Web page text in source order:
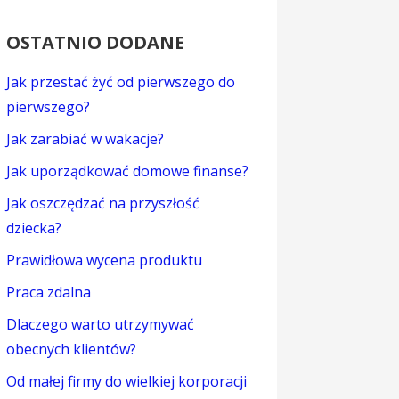
OSTATNIO DODANE
Jak przestać żyć od pierwszego do
pierwszego?
Jak zarabiać w wakacje?
Jak uporządkować domowe finanse?
Jak oszczędzać na przyszłość
dziecka?
Prawidłowa wycena produktu
Praca zdalna
Dlaczego warto utrzymywać
obecnych klientów?
Od małej firmy do wielkiej korporacji